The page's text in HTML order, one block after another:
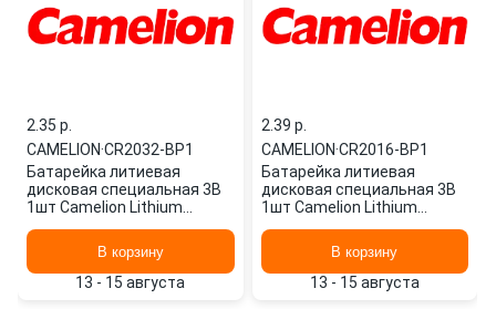
2.35 p.
CAMELION·CR2032-BP1
Батарейка литиевая
дисковая специальная 3В
1шт Camelion Lithium
В корзину
13 - 15 августа
2.39 p.
CAMELION·CR2016-BP1
Батарейка литиевая
дисковая специальная 3В
1шт Camelion Lithium
В корзину
13 - 15 августа